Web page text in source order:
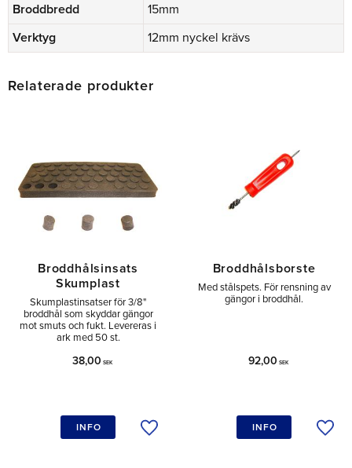
Broddbredd
15mm
Verktyg
12mm nyckel krävs
Relaterade produkter
Broddhålsinsats
Skumplast
Skumplastinsatser för 3/8"
broddhål som skyddar gängor
mot smuts och fukt. Levereras i
ark med 50 st.
38,00 SEK
Lägg till i önskelista
INFO
Broddhålsborste
Med stålspets. För rensning av
gängor i broddhål.
92,00 SEK
INFO